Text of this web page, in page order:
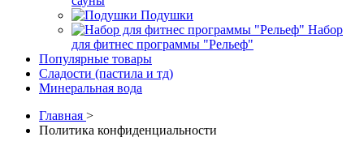
Подушки
Набор
для фитнес программы "Рельеф"
Популярные товары
Сладости (пастила и тд)
Минеральная вода
Главная >
Политика конфиденциальности